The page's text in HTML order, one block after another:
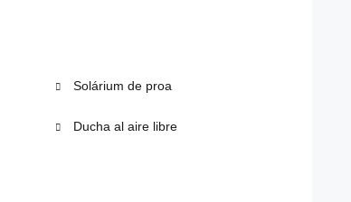
Solárium de proa
Ducha al aire libre